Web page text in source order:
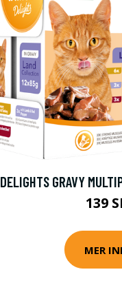
DELIGHTS GRAVY
139
MER